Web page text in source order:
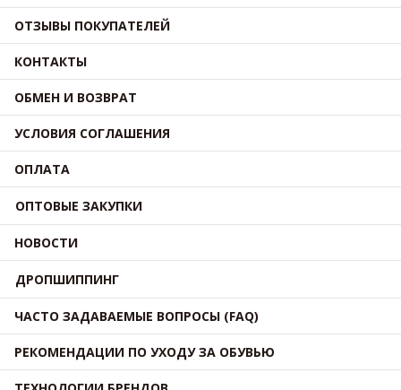
ОТЗЫВЫ ПОКУПАТЕЛЕЙ
КОНТАКТЫ
ОБМЕН И ВОЗВРАТ
УСЛОВИЯ СОГЛАШЕНИЯ
ОПЛАТА
ОПТОВЫЕ ЗАКУПКИ
НОВОСТИ
ДРОПШИППИНГ
ЧАСТО ЗАДАВАЕМЫЕ ВОПРОСЫ (FAQ)
РЕКОМЕНДАЦИИ ПО УХОДУ ЗА ОБУВЬЮ